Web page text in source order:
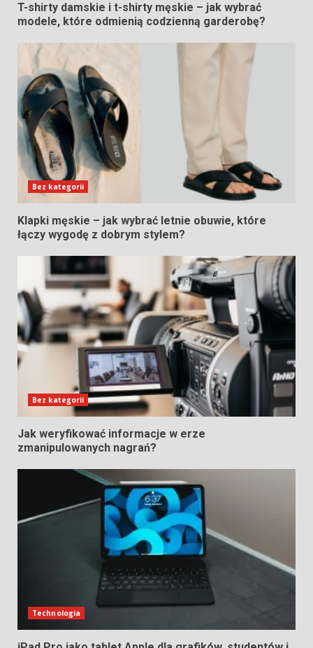
T-shirty damskie i t-shirty męskie – jak wybrać
modele, które odmienią codzienną garderobę?
Bez kategorii
Klapki męskie – jak wybrać letnie obuwie, które
łączy wygodę z dobrym stylem?
Bez kategorii
Jak weryfikować informacje w erze
zmanipulowanych nagrań?
Technologia